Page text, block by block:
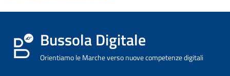
Bussola Digitale
Orientiamo le Marche verso nuove competenze digitali